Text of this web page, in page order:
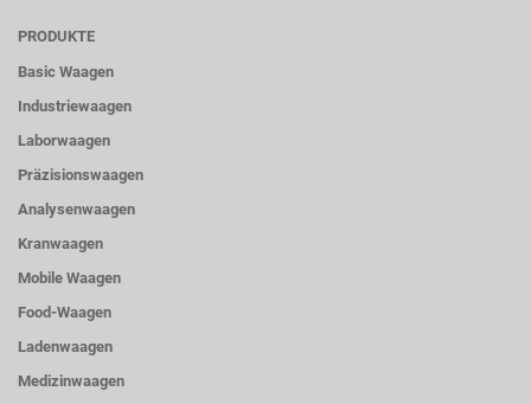
PRODUKTE
Basic Waagen
Industriewaagen
Laborwaagen
Präzisionswaagen
Analysenwaagen
Kranwaagen
Mobile Waagen
Food-Waagen
Ladenwaagen
Medizinwaagen